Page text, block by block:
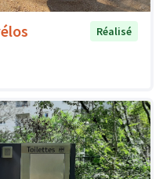
Réalisé